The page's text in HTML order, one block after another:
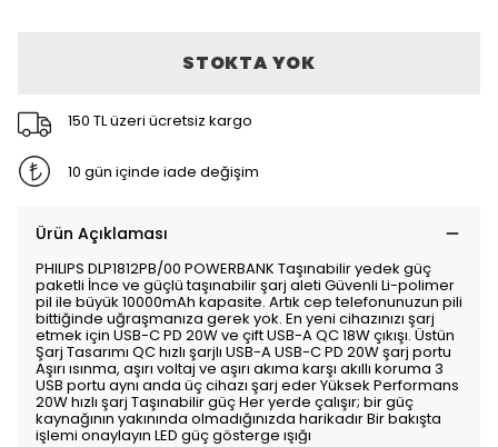
STOKTA YOK
150 TL üzeri ücretsiz kargo
10 gün içinde iade değişim
Ürün Açıklaması
PHILIPS DLP1812PB/00 POWERBANK Taşınabilir yedek güç
paketli İnce ve güçlü taşınabilir şarj aleti Güvenli Li-polimer
pil ile büyük 10000mAh kapasite. Artık cep telefonunuzun pili
bittiğinde uğraşmanıza gerek yok. En yeni cihazınızı şarj
etmek için USB-C PD 20W ve çift USB-A QC 18W çıkışı. Üstün
Şarj Tasarımı QC hızlı şarjlı USB-A USB-C PD 20W şarj portu
Aşırı ısınma, aşırı voltaj ve aşırı akıma karşı akıllı koruma 3
USB portu aynı anda üç cihazı şarj eder Yüksek Performans
20W hızlı şarj Taşınabilir güç Her yerde çalışır; bir güç
kaynağının yakınında olmadığınızda harikadır Bir bakışta
işlemi onaylayın LED güç gösterge ışığı